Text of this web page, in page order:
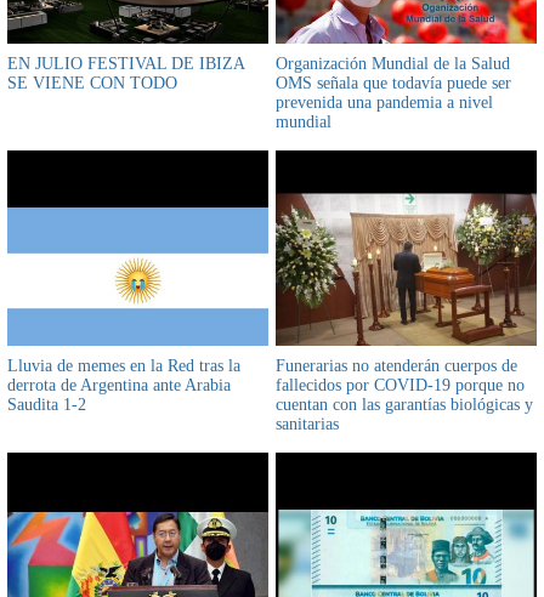
EN JULIO FESTIVAL DE IBIZA
SE VIENE CON TODO
Organización Mundial de la Salud
OMS señala que todavía puede ser
prevenida una pandemia a nivel
mundial
Lluvia de memes en la Red tras la
derrota de Argentina ante Arabia
Saudita 1-2
Funerarias no atenderán cuerpos de
fallecidos por COVID-19 porque no
cuentan con las garantías biológicas y
sanitarias